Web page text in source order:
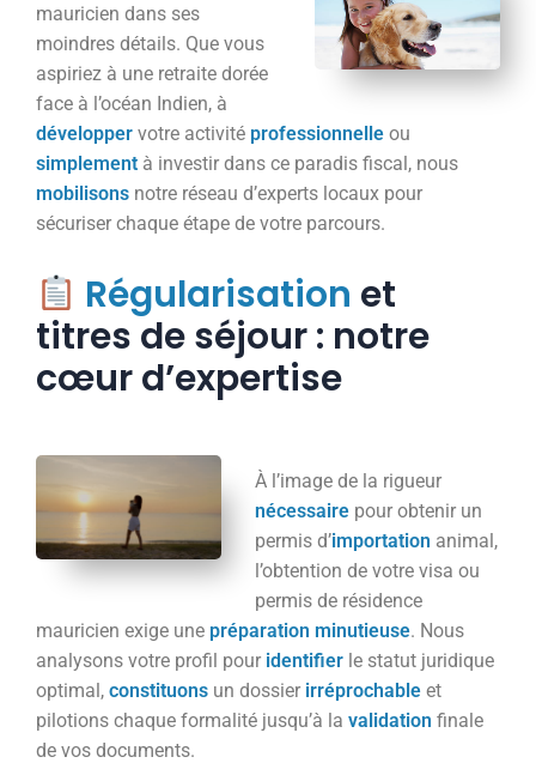
mauricien dans ses
moindres détails. Que vous
aspiriez à une retraite dorée
face à l’océan Indien, à
développer votre activité professionnelle ou
simplement à investir dans ce paradis fiscal, nous
mobilisons notre réseau d’experts locaux pour
sécuriser chaque étape de votre parcours.
Régularisation et
titres de séjour : notre
cœur d’expertise
À l’image de la rigueur
nécessaire pour obtenir un
permis d’importation animal,
l’obtention de votre visa ou
permis de résidence
mauricien exige une préparation minutieuse. Nous
analysons votre profil pour identifier le statut juridique
optimal, constituons un dossier irréprochable et
pilotions chaque formalité jusqu’à la validation finale
de vos documents.